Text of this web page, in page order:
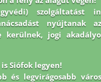
szolgáltatást
nyújtanak
kerülnek, jogi
Siófok legyen!
és legvirágosabb